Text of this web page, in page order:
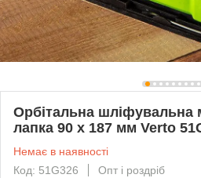
Орбітальна шліфувальна
лапка 90 x 187 мм Verto
Немає в наявності
Код: 51G326
Опт і роздріб